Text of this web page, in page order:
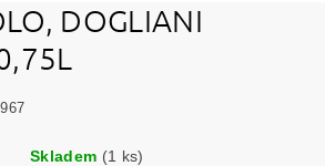
DOGLIANI
Skladem (1 ks)